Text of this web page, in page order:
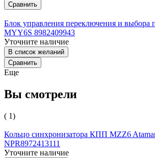
Сравнить
Блок управления переключения и выбора
MYY6S 8982409943
Уточните наличие
В список желаний
Сравнить
Еще
Вы смотрели
( 1)
Кольцо синхронизатора КПП MZZ6
NPR8972413111
Уточните наличие